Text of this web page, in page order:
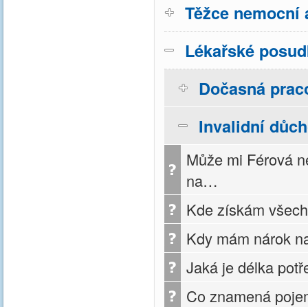
Těžce
Lékařské
Dočasná
Invalidní
Může mi Férová
na…
Kde získám
Kdy mám nárok
Jaká je délka
Co znamená